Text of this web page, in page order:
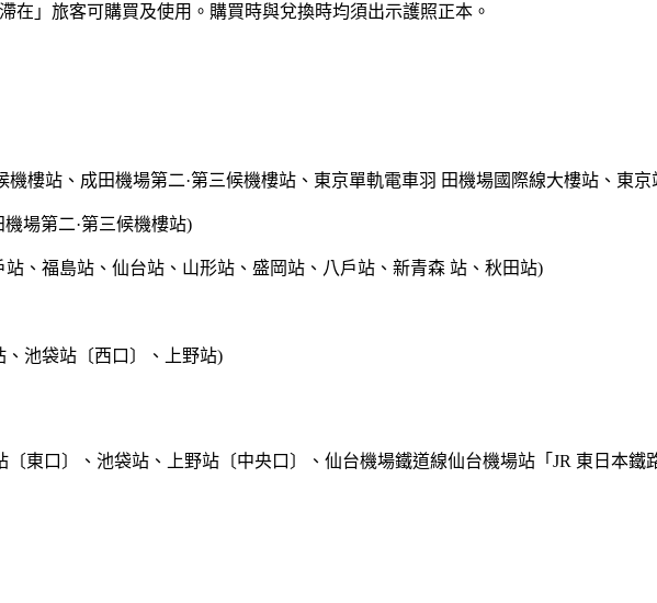
在」旅客可購買及使用。購買時與兌換時均須出示護照正本。
機樓站、成田機場第二·第三候機樓站、東京單軌電車羽 田機場國際線大樓站、東
場第二·第三候機樓站)
站、福島站、仙台站、山形站、盛岡站、八戶站、新青森 站、秋田站)
、池袋站〔西口〕、上野站)
東口〕、池袋站、上野站〔中央口〕、仙台機場鐵道線仙台機場站「JR 東日本鐵